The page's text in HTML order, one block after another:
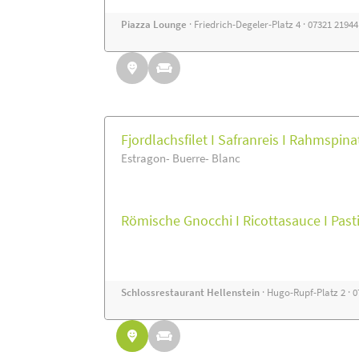
Piazza Lounge · Friedrich-Degeler-Platz 4 · 07321
Fjordlachsfilet I Safranreis I
Estragon- Buerre- Blanc
Römische Gnocchi I Ricottasauce I
Schlossrestaurant Hellenstein · Hugo-Rupf-Platz 2 ·